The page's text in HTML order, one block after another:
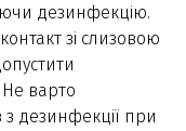
дезинфекцію.
зі слизовою
Не варто
з дезинфекції при